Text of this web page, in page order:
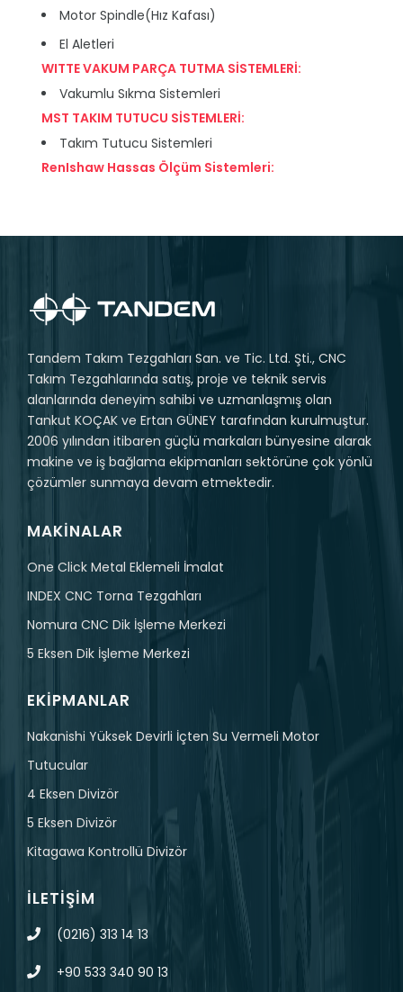
Motor Spindle(Hız Kafası)
El Aletleri
WITTE VAKUM PARÇA TUTMA SİSTEMLERİ:
Vakumlu Sıkma Sistemleri
MST TAKIM TUTUCU SİSTEMLERİ:
Takım Tutucu Sistemleri
RenIshaw Hassas Ölçüm Sistemleri:
Tandem Takım Tezgahları San. ve Tic. Ltd. Şti., CNC
Takım Tezgahlarında satış, proje ve teknik servis
alanlarında deneyim sahibi ve uzmanlaşmış olan
Tankut KOÇAK ve Ertan GÜNEY tarafından kurulmuştur.
2006 yılından itibaren güçlü markaları bünyesine alarak
makine ve iş bağlama ekipmanları sektörüne çok yönlü
çözümler sunmaya devam etmektedir.
MAKINALAR
One Click Metal Eklemeli İmalat
INDEX CNC Torna Tezgahları
Nomura CNC Dik İşleme Merkezi
5 Eksen Dik İşleme Merkezi
EKIPMANLAR
Nakanishi Yüksek Devirli İçten Su Vermeli Motor
Tutucular
4 Eksen Divizör
5 Eksen Divizör
Kitagawa Kontrollü Divizör
İLETIŞIM
(0216) 313 14 13
+90 533 340 90 13